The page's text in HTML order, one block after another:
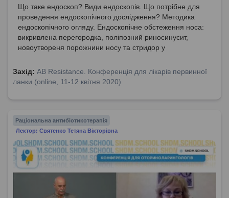
Що таке ендоскоп? Види ендоскопів. Що потрібне для
проведення ендоскопічного дослідження? Методика
ендоскопічного огляду. Ендоскопічне обстеження носа:
викривлена перегородка, поліпозний риносинусит,
новоутвореня порожнини носу та стридор у
мезотимпаніт, новоутворення барабанної перетинки та
ретракційна кишеня.
Захід: AB Resistance. Конференція для лікарів первинної
ланки (online, 11-12 квітня 2020)
Раціональна антибіотикотерапія
Лектор: Святенко Тетяна Вікторівна